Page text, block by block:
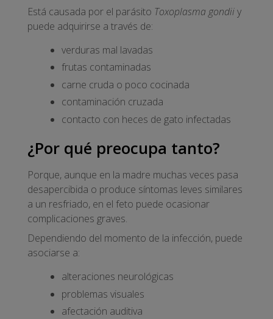
Está causada por el parásito Toxoplasma gondiiy
puede adquirirse a través de:
verduras mal lavadas
frutas contaminadas
carne cruda o poco cocinada
contaminación cruzada
contacto con heces de gato infectadas
¿Por qué preocupa tanto?
Porque, aunque en la madre muchas veces pasa
desapercibida o produce síntomas leves similares
a un resfriado, en el feto puede ocasionar
complicaciones graves.
Dependiendo del momento de la infección, puede
asociarse a:
alteraciones neurológicas
problemas visuales
afectación auditiva